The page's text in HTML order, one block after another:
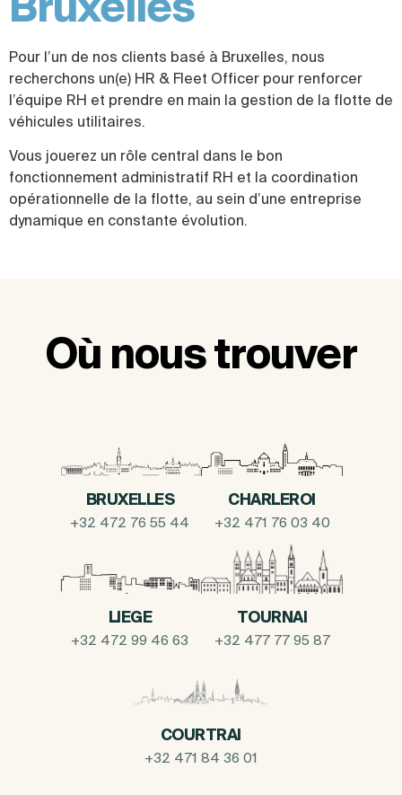
Pour l’un de nos clients basé à Bruxelles, nous
recherchons un(e) HR & Fleet Officer pour renforcer
l’équipe RH et prendre en main la gestion de la flotte de
véhicules utilitaires.
Vous jouerez un rôle central dans le bon
fonctionnement administratif RH et la coordination
opérationnelle de la flotte, au sein d’une entreprise
dynamique en constante évolution.
Où nous trouver
BRUXELLES
+32 472 76 55 44
CHARLEROI
+32 471 76 03 40
LIEGE
+32 472 99 46 63
TOURNAI
+32 477 77 95 87
COURTRAI
+32 471 84 36 01